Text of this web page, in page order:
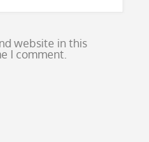
website in this
I comment.